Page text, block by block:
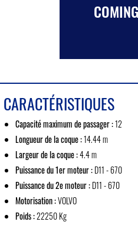
CARACTÉRISTIQUES
Capacité maximum de passager :12
Longueur de la coque :14.44 m
Largeur de la coque :4.4 m
Puissance du 1er moteur :D11 - 670
Puissance du 2e moteur :D11 - 670
Motorisation :VOLVO
Poids :22250 Kg